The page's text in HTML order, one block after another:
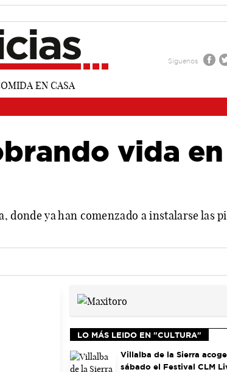
Síguenos
vida en
ya han comenzado a instalarse las
LO MÁS LEIDO EN "CULTURA"
Villalba de la Sierra
sábado el Festival CLM